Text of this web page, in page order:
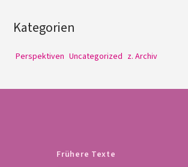
Kategorien
Perspektiven Uncategorized z. Archiv
Frühere Texte